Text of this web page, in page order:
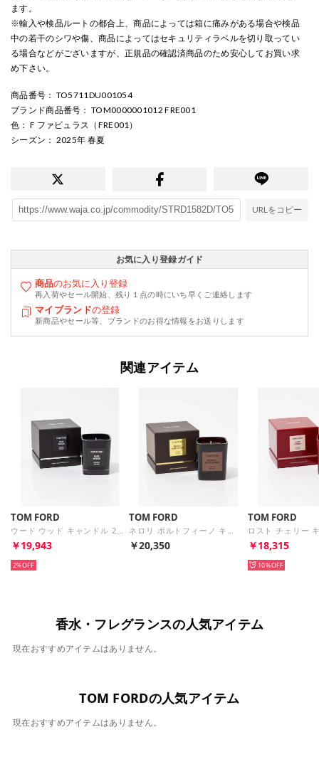
ます。
※輸入や検品ルートの都合上、商品によっては箱に痛みがある場合や検品
中の若干のシワや傷、商品によってはセキュリティラベルを切り取ってい
る場合などがございますが、正規品の確認済商品のため安心してお買い求
め下さい。
商品番号 ： TO5711DU001054
ブランド商品番号 ： TOM0000001012 FRE001
色 ： F ファビュラス（FRE001）
シーズン ： 2025年 春夏
URLをコピー
お気に入り登録ガイド
商品のお気に入り登録
再入荷やセール開始、残り１点の時にいち早くご連絡します
マイブランドの登録
新商品やセール等、ブランドのお得な情報をお送りします
関連アイテム
TOM FORD
ウード ウッド キャンドル 200g OUD WOOD メンズ レディース CANDLE アロマキャンドル フレグランス 【返品不可商品】 （ウード ウッド）
￥19,943
2%
TOM FORD
ネロリ ポルトフィーノ キャンドル 200g NEROLI PORTOFINO メンズ レディース CANDLE アロマキャンドル フレグランス 【返品不可商品】 （ネロリ ポルトフィーノ）
￥20,350
TOM FORD
￥18,315
10%
香水・フレグランスの人気アイテム
現在おすすめアイテムはありません。
TOM FORDの人気アイテム
現在おすすめアイテムはありません。